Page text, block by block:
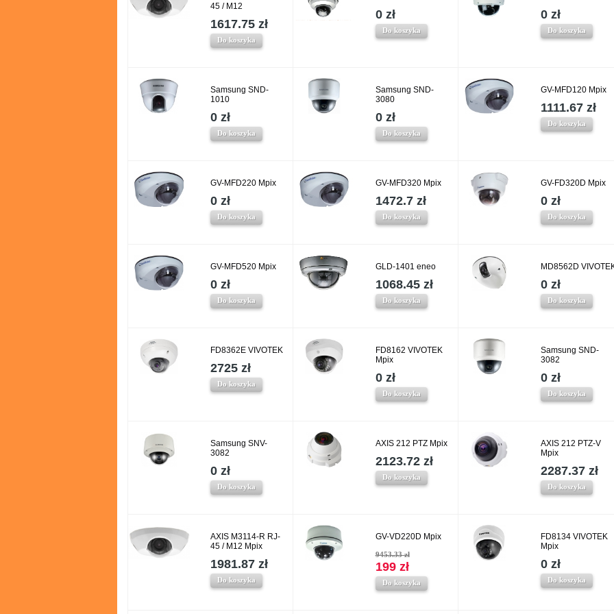
45 / M12
1617.75 zł
Do koszyka
0 zł
Do koszyka
0 zł
Do koszyka
Samsung SND-
1010
0 zł
Do koszyka
Samsung SND-
3080
0 zł
Do koszyka
GV-MFD120 Mpix
1111.67 zł
Do koszyka
GV-MFD220 Mpix
0 zł
Do koszyka
GV-MFD320 Mpix
1472.7 zł
Do koszyka
GV-FD320D Mpix
0 zł
Do koszyka
GV-MFD520 Mpix
0 zł
Do koszyka
GLD-1401 eneo
1068.45 zł
Do koszyka
MD8562D
0 zł
Do koszyka
FD8362E VIVOTEK
2725 zł
Do koszyka
FD8162 VIVOTEK
Mpix
0 zł
Do koszyka
Samsung SND-
3082
0 zł
Do koszyka
Samsung SNV-
3082
0 zł
Do koszyka
AXIS 212 PTZ Mpix
2123.72 zł
Do koszyka
AXIS 212 PTZ-V
Mpix
2287.37 zł
Do koszyka
AXIS M3114-R RJ-
45 / M12 Mpix
1981.87 zł
Do koszyka
GV-VD220D Mpix
9453.33 zł
199 zł
Do koszyka
FD8134 VIVOTEK
Mpix
0 zł
Do koszyka